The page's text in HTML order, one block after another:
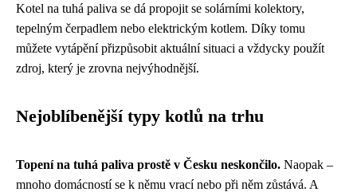
Kotel na tuhá paliva se dá propojit se solárními kolektory,
tepelným čerpadlem nebo elektrickým kotlem. Díky tomu
můžete vytápění přizpůsobit aktuální situaci a vždycky použít
zdroj, který je zrovna nejvýhodnější.
Nejoblíbenější typy kotlů na trhu
Topení na tuhá paliva prostě v Česku neskončilo. Naopak –
mnoho domácností se k němu vrací nebo při něm zůstává. A